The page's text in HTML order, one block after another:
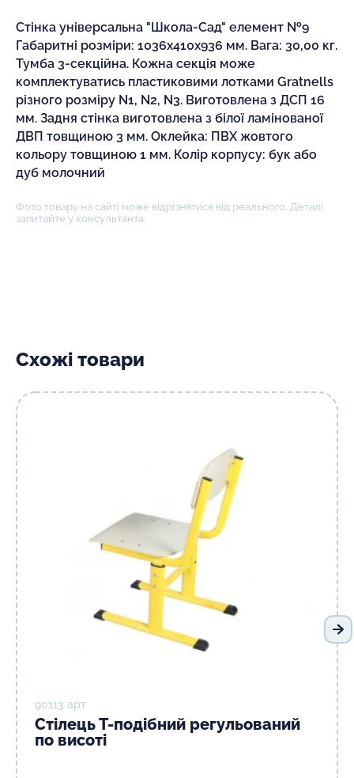
Стінка універсальна "Школа-Сад" елемент №9
Габаритні розміри: 1036х410х936 мм. Вага: 30,00 кг.
Тумба 3-секційна. Кожна секція може
комплектуватись пластиковими лотками Gratnells
різного розміру N1, N2, N3. Виготовлена з ДСП 16
мм. Задня стінка виготовлена з білої ламінованої
ДВП товщиною 3 мм. Оклейка: ПВХ жовтого
кольору товщиною 1 мм. Колір корпусу: бук або
дуб молочний
Фото товару на сайті може відрізнятися від реального. Деталі
запитайте у консультанта.
Схожі товари
90113 арт
Стілець Т-подібний регульований
по висоті